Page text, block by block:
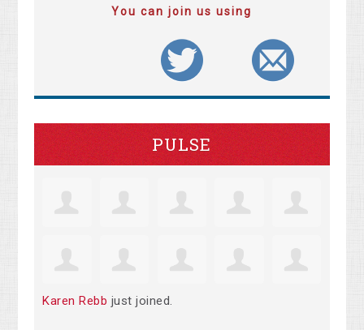
You can join us using
PULSE
Karen Rebb just joined.